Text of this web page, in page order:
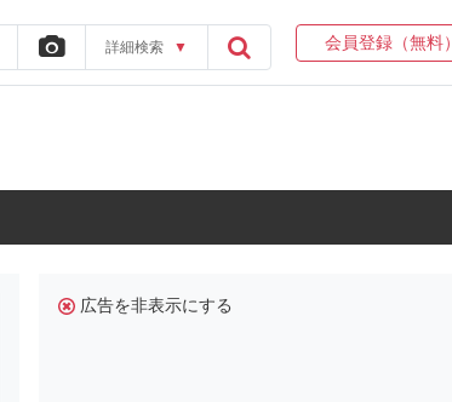
詳細検索 ▼ 会員登録（無料）
広告を非表示にする